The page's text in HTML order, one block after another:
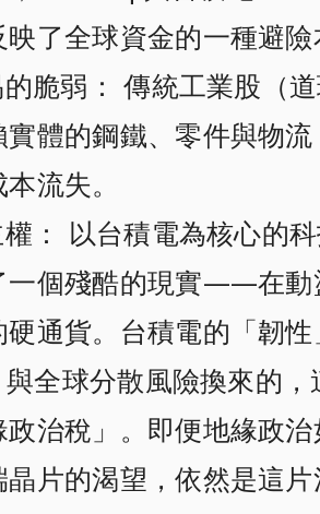
了全球資金的一種避
脆弱： 傳統工業股（
體的鋼鐵、零件與物
流失。
： 以台積電為核心的
一個殘酷的現實——在動
通貨。台積電的「韌
與全球分散風險換來的
政治稅」。即便地緣政
晶片的渴望，依然是這